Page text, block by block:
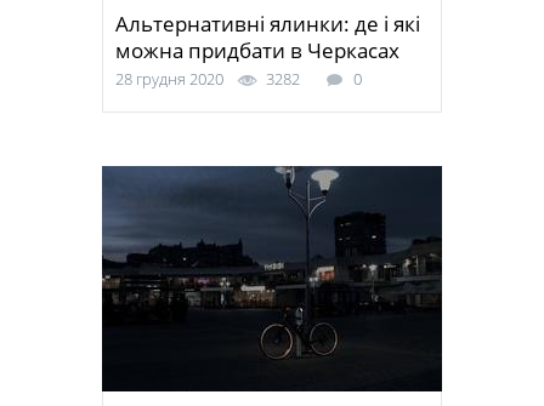
Альтернативні ялинки: де і які
можна придбати в Черкасах
28 грудня 2020 3282 0